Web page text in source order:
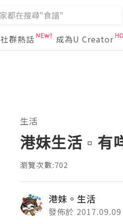
社群熱話 成為U Creator
生活
港妹生活 ▫ 有
瀏覽次數:702
港妹。生活
發佈於 2017.09.09